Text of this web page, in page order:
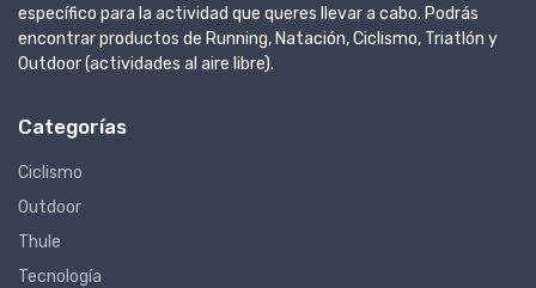
específico para la actividad que queres llevar a cabo. Podrás
encontrar productos de Running, Natación, Ciclismo, Triatlón y
Outdoor (actividades al aire libre).
Categorías
Ciclismo
Outdoor
Thule
Tecnología